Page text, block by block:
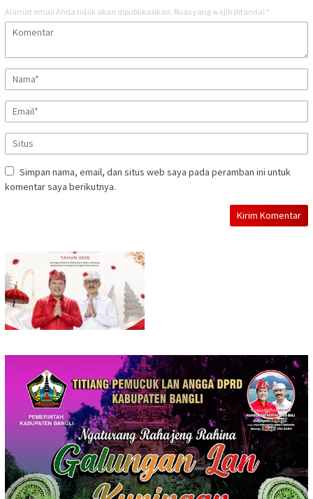
Alamat email Anda tidak akan dipublikasikan. Ruas yang wajib ditandai *
Simpan nama, email, dan situs web saya pada peramban ini untuk
komentar saya berikutnya.